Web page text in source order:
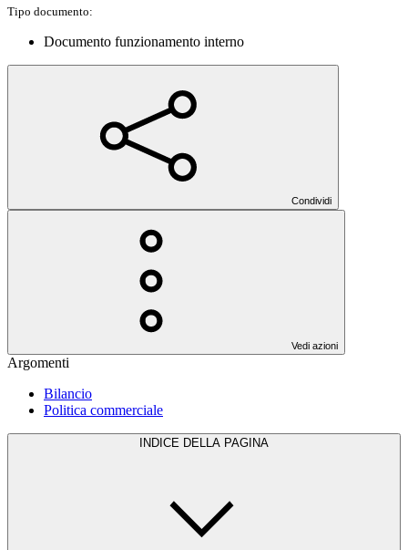
Tipo documento:
Documento funzionamento interno
Condividi
Vedi azioni
Argomenti
Bilancio
Politica commerciale
INDICE DELLA PAGINA